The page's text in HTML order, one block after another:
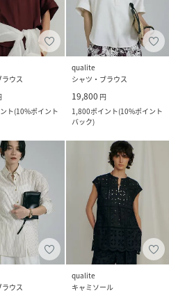
ウス
ト(10%ポイント
qualite
シャツ・ブラウス
19,800 円
1,800ポイント(10%ポイント
バック)
ウス
qualite
キャミソール